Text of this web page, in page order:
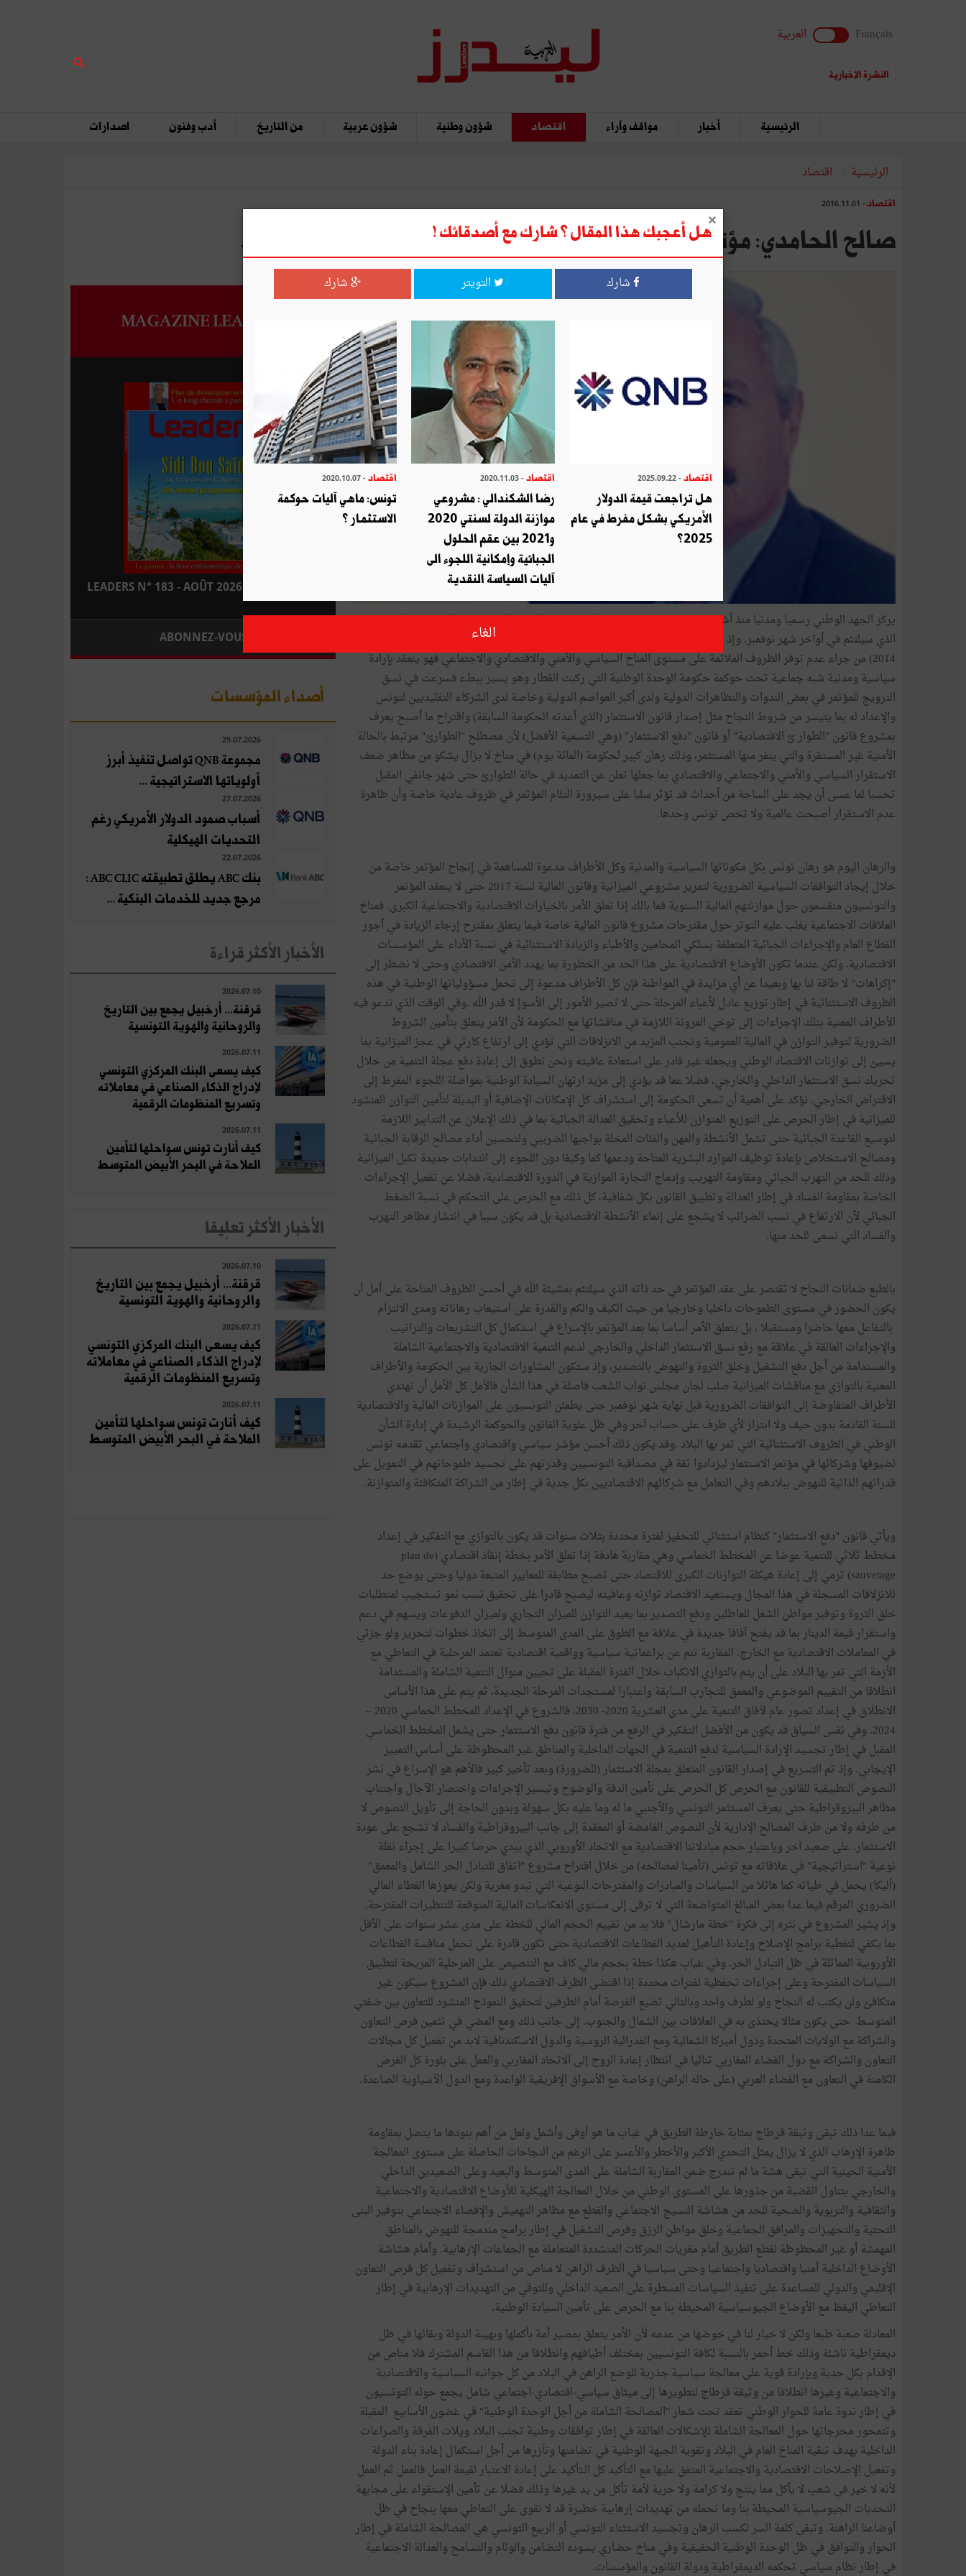
Français العربية
النشرة الإخبارية
الرئيسية أخبار مواقف وآراء اقتصاد شؤون وطنية شؤون عربية من التاريخ أدب وفنون اصدارات
الرئيسية اقتصاد
اقتصاد - 2016.11.01
صالح الحامدي: مؤتمر " تونس 2020 " حول الاستثمار, ضمانات النجاح ...
يركزالجهد الوطني رسميا ومدنيا منذأشهرعلى"مؤتمرتونس2020 الدوليلدعمالتنميةالاقتصاديةوالاجتماعيةالمستدامة"
الذي سيلتئم فيأواخرشهرنوفمبر. وإذ بعدالثورة
2014) من جراء عدم توفرالظروف الملائمةعلىمستوىالمناخالسياسيوالأمنيوالاقتصاديوالاجتماعيفهوينعقدبإرادة
سياسية ومدنية شبه جماعية تحت حوكمة حكومة الوحدة الوطنية التي ركبت القطاروهو يسيرببطء فسرعت في نسق
الترويج للمؤتمرفي بعض الندوات والتظاهرات الدولية ولدىأكبرالعواصم الدولية وخاصة لدى الشركاء التقليديين لتونس
والإعداد له بما يتيسرمن شروط النجاح مثل إصدارقانون الاستثمار(الذيأعدته الحكومة السابقة) واقتراح ماأصبح يعرف
بمشروع قانون "الطوارئ الاقتصادية"أو قانون "دفع الاستثمار" (وهي التسمية الأفضل) لأن مصطلح "الطوارئ" مرتبط بالحالة
الأمنية غيرالمستقرة والتي ينفرمنها المستثمر، وذلك رهانكبيرلحكومة (المائة يوم) في مناخ لا يزال يشكو من مظاهرضعف
الاستقرارالسياسي والأمني والاجتماعي والاقتصادي بما جعلها تعلن عن التمديد في حالة الطوارئ حتى شهرجانفي المقبل
تحسبا لما عسىأن يجد على الساحة منأحداث قد تؤثرسلبا على سيرورة التئام المؤتمرفي ظروف عادية خاصة وأن ظاهرة
عدم الاستقرارأصبحت عالمية ولا تخص تونس وحدها.
والرهان اليوم هو رهان تونس بكل مكوناتها السياسية والمدنية وكل الأطراف مدعوة للمساهمة في إنجاح المؤتمرخاصة من
خلال إيجاد التوافقات السياسية الضرورية لتمريرمشروعي الميزانية وقانون المالية لسنة حتى لا ينعقد المؤتمر
والتونسيون منقسمون حول موازنتهم المالية السنوية فما بالك إذا تعلق الأمربالخيارات الاقتصادية والاجتماعية الكبرى. فمناخ
العلاقات الاجتماعية يغلب عليه التوترحول مقترحات مشروع قانون المالية خاصة فيما يتعلق بمقترح إرجاء الزيادة فيأجور
القطاع العام والإجراءات الجبائية المتعلقة بسلكي المحامين والأطباء والزيادة الاستثنائية في نسبة الأداء على المؤسسات
الاقتصادية. ولكن عندما تكون الأوضاع الاقتصادية على هذا الحد من الخطورة بما يهدد الأمن الاقتصادي وحتى لا نضطرإلى
"إكراهات" لا طاقة لنا بها وبعيدا عنأي مزايدة في المواطنة فإنكل الأطراف مدعوة إلى تحمل مسؤولياتها الوطنية في هذه
الظروف الاستثنائية في إطار توزيع عادل لأعباء المرحلة حتى لا تصيرالأمورإلى الأسوإ لا قدرالله .وفي الوقت الذي ندعو فيه
الأطراف المعنية بتلك الإجراءات إلى توخي المرونة اللازمة في مناقشاتها مع الحكومة لأن الأمريتعلق بتأمين الشروط
الضرورية لتوفيرالتوازن في المالية العمومية وتجنب المزيد من الانزلاقات التي تؤدي إلى ارتفاعكارثي في عجزالميزانية بما
يسيئ إلى توازنات الاقتصاد الوطني ويجعله غيرقادرعلى استعادة عافيته ونحن نطوق إلى إعادة دفع عجلة التنمية من خلال
تحريك نسق الاستثمارالداخلي والخارجي، فضلا عما قد يؤدي إلى مزيد ارتهان السيادة الوطنية بمواصلة اللجوء المفرط إلى
الاقتراض الخارجي، نؤكد علىأهمية أن تسعى الحكومة إلى استشرافكل الإمكانات الإضافية أو البديلة لتأمين التوازن المنشود
للميزانية في إطارالحرص على التوزيع المتوازن للأعباء وتحقيق العدالة الجبائية بما فيذلك الإعلان عن التدابيراللازمة
لتوسيع القاعدة الجبائية حتى تشمل الأنشطة والمهن والفئات المخلة بواجبها الضريبي ولتحسينأداء مصالح الرقابة الجبائية
ومصالح الاستخلاص بإعادة توظيف الموارد البشرية المتاحة ودعمهاكما وكيفادون اللجوء إلى انتدابات جديدة تكبل الميزانية
وذلك للحد من التهرب الجبائي ومقاومة التهريب وإدماج التجارة الموازية في الدورة الاقتصادية، فضلا عن تفعيل الإجراءات
الخاصة بمقاومة الفساد في إطارالعدالة وتطبيق القانون بكل شفافية،كلذلك مع الحرص على التحكم في نسبة الضغط
الجبائي لأن الارتفاع في نسب الضرائب لا يشجع على إنماء الأنشطة الاقتصادية بل قد يكون سببا في انتشارمظاهرالتهرب
والفساد التي نسعى للحد منها.
بالطبع ضمانات النجاح لا تقتصرعلى عقد المؤتمرفي حدذاته الذي سيلتئم بمشيئة الله فيأحسن الظروف المتاحة علىأملأن
يكون الحضورفي مستوى الطموحاتداخليا وخارجيا من حيث الكيف والكم والقدرة على استيعاب رهاناته ومدى الالتزام
بالتفاعل معها حاضرا ومستقبلا ، بل يتعلق الأمرأساسا بما بعد المؤتمربالإسراع في استكمالكل التشريعات والتراتيب
والإجراءات العالقة في علاقة مع رفع نسق الاستثمارالداخلي والخارجي لدعم التنمية الاقتصادية والاجتماعية الشاملة
والمستدامة منأجلدفع التشغيل وخلق الثروة والنهوض بالتصدير، وإذ ستكون المشاورات الجارية بين الحكومة والأطراف
المعنية بالتوازي مع مناقشات الميزانية صلب لجان مجلس نواب الشعب فاصلة في هذا الشأن فالأملكل الأملأن تهتدي
الأطراف المتفاوضة إلى التوافقات الضرورية قبل نهاية شهرنوفمبرحتى يطمئن التونسيون على الموازنات المالية والاقتصادية
للسنة القادمة بدون حيف ولا ابتزازلأي طرف على حسابآخروفي ظل علوية القانون والحوكمة الرشيدة في إدارة الشأن
الوطني في الظروف الاستثنائية التي تمربها البلاد .وقد يكونذلكأحسن مؤشرسياسي واقتصادي واجتماعي تقدمه تونس
لضيوفها وشركائها في مؤتمرالاستثمارليزدادوا ثقة في مصداقية التونسيين وقدرتهم على تجسيد طموحاتهم في التعويل على
قدراتهم الذاتية للنهوض ببلادهم وفي التعامل مع شركائهم الاقتصاديين بكل جدية في إطارمن الشراكة المتكافئة والمتوازنة.
ويأتي قانون "دفع الاستثمار"كنظام استثنائي للتحفيزلفترة محددة بثلاث سنوات قد يكون بالتوازي مع التفكيرفي إعداد
مخطط ثلاثي للتنمية عوضا عن المخطط الخماسي وهي مقاربة هادفة إذا تعلق الأمربخطة إنقاذ اقتصادي (plan de
sauvetage) ترمي إلى إعادة هيكلة التوازنات الكبرى للاقتصاد حتى تصبح مطابقة للمعاييرالمتبعة دوليا وحتى يوضع حد
للانزلاقات المسجلة في هذا المجال ويستعيد الاقتصاد توازنه وعافيته ليصبح قادرا على تحقيق نسب نمو تستجيب لمتطلبات
خلق الثروة وتوفيرمواطن الشغل للعاطلين ودفع التصديربما يعيد التوازن للميزان التجاري ولميزان الدفوعات ويسهم فيدعم
واستقرارقيمة الديناربما قد يفتحآفاقا جديدة في علاقة مع الطوق على المدى المتوسط إلى اتخاذ خطوات لتحريرولو جزئي
في المعاملات الاقتصادية مع الخارج. المقاربة تنم عن براغماتية سياسية وواقعية اقتصادية تعتمد المرحلية في التعاطي مع
الأزمة التي تمربها البلاد علىأن يتم بالتوازي الانكباب خلال الفترة المقبلة على تحيين منوال التنمية الشاملة والمستدامة
انطلاقا من التقييم الموضوعي والمعمق للتجارب السابقة واعتبارا لمستجدات المرحلة الجديدة، ثم يتم على هذا الأساس
الانطلاق في إعداد تصورعام لآفاق التنمية على مدى العشرية ، فالشروع في الإعداد للمخطط الخماسي
2020 –
2024. وفي نفس السياق قد يكون من الأفضل التفكيرفي الرفع من فترة قانوندفع الاستثمارحتى يشمل المخطط الخماسي
المقبل في إطار تجسيد الإرادة السياسية لدفع التنمية في الجهات الداخلية والمناطق غيرالمحظوظة علىأساس التمييز
الإيجابي. وإذ تم التسريع في إصدارالقانون المتعلق بمجلة الاستثمار(للضرورة) وبعد تأخيركبيرفالأهم هو الإسراع في نشر
النصوص التطبيقية للقانون مع الحرصكل الحرص على تأمين الدقة والوضوح وتيسيرالإجراءات واختصارالآجال واجتناب
مظاهرالبيروقراطية حتى يعرف المستثمرالتونسي والأجنبي ما له وما عليه بكل سهولة وبدون الحاجة إلى تأويل النصوص لا
من طرفه ولا من طرف المصالح الإدارية لأن النصوص الغامضة أو المعقدة إلى جانب البيروقراطية والفساد لا تشجع على عودة
الاستثمار. على صعيدآخروباعتبارحجم مبادلاتنا الاقتصادية مع الاتحاد الأوروبي الذي يبدي حرصاكبيرا على إجراء نقلة
نوعية "استراتيجية" في علاقاته مع تونس (تأمينا لمصالحه) من خلال اقتراح مشروع "اتفاق للتبادل الحرالشامل والمعمق"
(أليكا) يحمل في طياتهكما هائلا من السياسات والمبادرات والمقترحات النوعية التي تبدو مغرية ولكن يعوزها الغطاء المالي
الضروري المرقم فيما عدا بعض المبالغ المتواضعة التي لا ترقى إلى مستوى الانعكاسات المالية المتوقعة للتنظيرات المقترحة.
وإذ يشيرالمشروع في نثره إلى فكرة "خطة مارشال" فلا بد من تقييم الحجم المالي للخطة على مدى عشرسنوات على الأقل
بما يكفي لتغطية برامج الإصلاح وإعادة التأهيل لعديد القطاعات الاقتصادية حتى تكون قادرة على تحمل منافسة القطاعات
الأوروبية المماثلة في ظل التبادل الحر. وفي غياب هكذا خطة بحجم ماليكاف مع التنصيص على المرحلية المريحة لتطبيق
السياسات المقترحة وعلى إجراءات تحفظية لفترات محددة إذا اقتضى الظرف الاقتصاديذلك فإن المشروع سيكون غير
متكافئ ولن يكتب له النجاح ولو لطرف واحد وبالتالي تضيع الفرصة أمام الطرفين لتحقيق النموذج المنشود للتعاون بين ضفتي
المتوسط حتى يكون مثالا يحتذى به في العلاقات بين الشمال والجنوب. إلى جانبذلك ومع المضي في تثمين فرص التعاون
والشراكة مع الولايات المتحدة ودولأميركا الشمالية ومع الفدرالية الروسية والدول الاسكندنافية لابد من تفعيلكل مجالات
التعاون والشراكة معدول الفضاء المغاربي ثنائيا في انتظارإعادة الروح إلى الاتحاد المغاربي والعمل على بلورة كل الفرص
الكامنة في التعاون مع الفضاء العربي (على حاله الراهن) وخاصة مع الأسواق الإفريقية الواعدة ومع الدول الآسياوية الصاعدة.
فيما عداذلك تبقى وثيقة قرطاج بمثابة خارطة الطريق في غياب ما هوأوفى وأشمل ولعل منأهم بنودها ما يتصل بمقاومة
ظاهرة الإرهاب الذي لا يزال يمثل التحدي الأكبروالأخطروالأعسرعلى الرغم من النجاحات الحاصلة على مستوى المعالجة
الأمنية الحينية التي تبقى هشة ما لم تندرج ضمن المقاربة الشاملة على المدى المتوسط والبعيد وعلى الصعيدين الداخلي
والخارجي بتناول القضية من جذورها على المستوى الوطني من خلال المعالجة الهيكلية للأوضاع الاقتصادية والاجتماعية
والثقافية والتربوية والصحية للحد من هشاشة النسيج الاجتماعي والقطع مع مظاهرالتهميش والإقصاء الاجتماعي بتوفيرالبنى
التحتية والتجهيزات والمرافق الجماعية وخلق مواطن الرزق وفرص التشغيل في إطاربرامج مندمجة للنهوض بالمناطق
المهمشة أو غيرالمحظوظة لقطع الطريقأمام مغريات الحركات المتشددة المتعاملة مع الجماعات الإرهابية. وأمام هشاشة
الأوضاع الداخلية أمنيا واقتصاديا واجتماعيا وحتى سياسيا في الظرف الراهن لا مناص من استشراف وتفعيلكل فرص التعاون
الإقليمي والدولي للمساعدة على تنفيذ السياسات المسطرة على الصعيد الداخلي وللتوقي من التهديدات الإرهابية في إطار
التعاطي اليقظ مع الأوضاع الجيوسياسية المحيطة بنا مع الحرص على تأمين السيادة الوطنية.
المعادلة صعبة طبعا ولكن لا خيارلنا في خوضها من عدمه لأن الأمريتعلق بمصيرأمة بأكملها وبهيبة الدولة وبقائها في ظل
ديمقراطية ناشئة وذلك خطأحمربالنسبة لكافة التونسيين بمختلفأطيافهم وانطلاقا من هذا القاسم المشتركفلا مناص من
الإقدام بكل جدية وبإرادة قوية على معالجة سياسية جذرية للوضع الراهن في البلاد منكل جوانبه السياسية والاقتصادية
والاجتماعية وغيرها انطلاقا من وثيقة قرطاج لتطويرها إلى ميثاق سياسي-اقتصادي-اجتماعي شامل يجمع حوله التونسيون
في إطارندوة عامة للحوارالوطني تعقد تحت شعار"المصالحة الشاملة منأجل الوحدة الوطنية" في غضون الأسابيع المقبلة
وتتمحورمخرجاتها حول المعالجة الشاملة للإشكالات العالقة في إطار توافقات وطنية تجنب البلاد ويلات الفرقة والصراعات
الداخلية بهدف تنقية المناخ العام في البلاد وتقوية الجبهة الوطنية في تضامنها وتآزرها منأجل استكمال إعادة بناء الدولة
وتفعيل الإصلاحات الاقتصادية والاجتماعية المتفق عليها مع التأكيدكل الـتأكيد على إعادة الاعتبارلقيمة العمل فالعمل ثم العمل
لأنه لا خيرفي شعب لا يأكل مما ينتج ولاكرامة ولا حرية لأمة تأكل من يد غيرها وذلك فضلا عن تأمين الإستقواء على مجابهة
التحديات الجيوسياسية المحيطة بنا وما تحمله من تهديدات إرهابية خطيرة قد لا نقوى على التعاطي معها بنجاح في ظل
أوضاعنا الراهنة. وتبقىكلمة السرلكسب الرهان وتجسيد الاستثناء التونسيأو الربيع التونسي هي المصالحة الشاملة في إطار
الحواروالتوافق في ظل الوحدة الوطنية الحقيقية وفي مناخ حضاري يسوده التضامن والوئام والتسامح والعدالة الاجتماعية
في إطارنظام سياسي تحكمه الديمقراطية ودولة القانون والمؤسسات.
MAGAZINE LEADERS
LEADERS N° 183 - AOÛT 2026 : EN KIOSQUE
ABONNEZ-VOUS
أصداء المؤسسات
29.07.2026
مجموعة QNB تواصل تنفيذ أبرز
أولوياتها الاستراتيجية ...
27.07.2026
أسباب صمود الدولار الأمريكي رغم
التحديات الهيكلية
22.07.2026
بنك ABC يطلق تطبيقته ABC CLIC :
مرجع جديد للخدمات البنكية ...
الأخبار الأكثر قراءة
2026.07.10
قرقنة... أرخبيل يجمع بين التاريخ
والروحانية والهوية التونسية
2026.07.11
كيف يسعى البنك المركزي التونسي
لإدراج الذكاء الصناعي في معاملاته
وتسريع المنظومات الرقمية
2026.07.11
كيف أنارت تونس سواحلها لتأمين
الملاحة في البحر الأبيض المتوسط
الأخبار الأكثر تعلِيقا
2026.07.10
قرقنة... أرخبيل يجمع بين التاريخ
والروحانية والهوية التونسية
2026.07.11
كيف يسعى البنك المركزي التونسي
لإدراج الذكاء الصناعي في معاملاته
وتسريع المنظومات الرقمية
2026.07.11
كيف أنارت تونس سواحلها لتأمين
الملاحة في البحر الأبيض المتوسط
هل أعجبك هذا المقال ؟ شارك مع أصدقائك !
شارك التويتر شارك
اقتصاد - 2025.09.22
هل تراجعت قيمة الدولار
الأمريكي بشكل مفرط في عام
2025؟
اقتصاد - 2020.11.03
رضا الشكندالي : مشروعي
موازنة الدولة لسنتي 2020
و2021 بين عقم الحلول
الجبائية وإمكانية اللجوء الى
آليات السياسة النقدية
اقتصاد- 2020.10.07
تونس: ماهي آليات حوكمة
الاستثمـار ؟
الغاء